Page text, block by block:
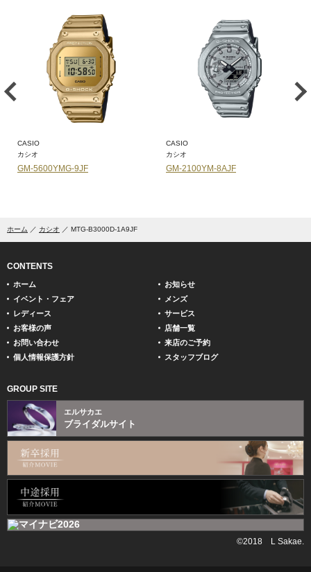
CASIO
カシオ
GM-5600YMG-9JF
CASIO
カシオ
GM-2100YM-8AJF
ホーム カシオ MTG-B3000D-1A9JF
CONTENTS
ホーム
お知らせ
イベント・フェア
メンズ
レディース
サービス
お客様の声
店舗一覧
お問い合わせ
来店のご予約
個人情報保護方針
スタッフブログ
GROUP SITE
エルサカエ
ブライダルサイト
©2018 L Sakae.